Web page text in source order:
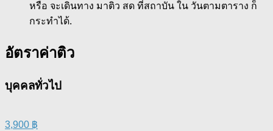
หรือ จะเดินทาง มาติว สด ที่สถาบัน ใน วันตามตาราง ก็
กระทำได้.
อัตราค่าติว
บุคคลทั่วไป
3,900 ฿